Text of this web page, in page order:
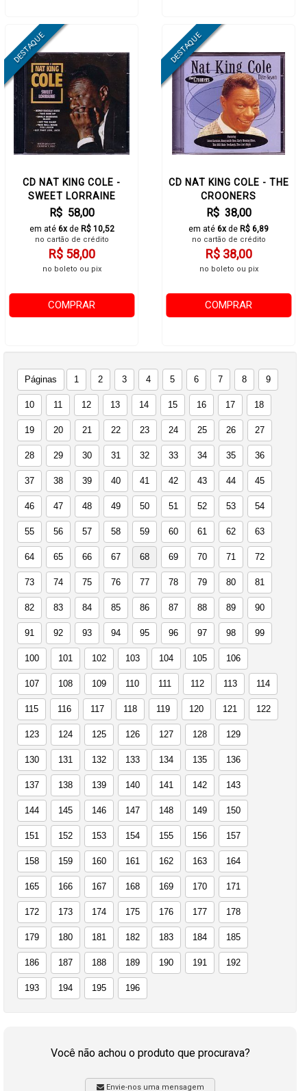
CD NAT KING COLE -
SWEET LORRAINE
R$ 58,00
em até 6xde R$ 10,52
no cartão de crédito
R$ 58,00
no boleto ou pix
COMPRAR
CD NAT KING COLE - THE
CROONERS
R$ 38,00
em até 6xde R$ 6,89
no cartão de crédito
R$ 38,00
no boleto ou pix
COMPRAR
Páginas 1 2 3 4 5 6 7 8 9
10 11 12 13 14 15 16 17 18
19 20 21 22 23 24 25 26 27
28 29 30 31 32 33 34 35 36
37 38 39 40 41 42 43 44 45
46 47 48 49 50 51 52 53 54
55 56 57 58 59 60 61 62 63
64 65 66 67 68 69 70 71 72
73 74 75 76 77 78 79 80 81
82 83 84 85 86 87 88 89 90
91 92 93 94 95 96 97 98 99
100 101 102 103 104 105 106
107 108 109 110 111 112 113 114
115 116 117 118 119 120 121 122
123 124 125 126 127 128 129
130 131 132 133 134 135 136
137 138 139 140 141 142 143
144 145 146 147 148 149 150
151 152 153 154 155 156 157
158 159 160 161 162 163 164
165 166 167 168 169 170 171
172 173 174 175 176 177 178
179 180 181 182 183 184 185
186 187 188 189 190 191 192
193 194 195 196
Você não achou o produto que procurava?
Envie-nos uma mensagem